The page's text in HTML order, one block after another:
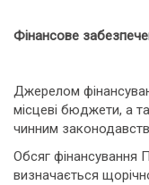
Фінансове
Джерелом
місцеві бюджети, а
чинним
Обсяг фінансування
визначається